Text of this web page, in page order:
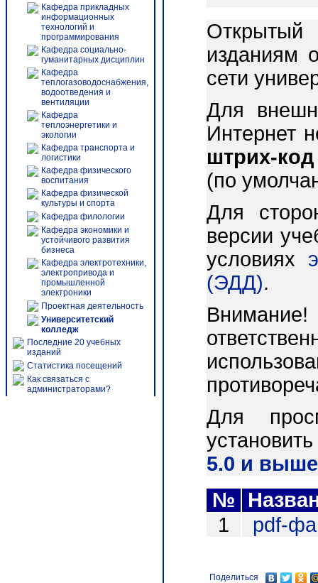
Кафедра прикладных
информационных
технологий и
программирования
Кафедра социально-
гуманитарных дисциплин
Кафедра
теплогазоводоснабжения,
водоотведения и
вентиляции
Кафедра
теплоэнергетики и
экологии
Кафедра транспорта и
логистики
Кафедра физического
воспитания
Кафедра физической
культуры и спорта
Кафедра филологии
Кафедра экономики и
устойчивого развития
бизнеса
Кафедра электротехники,
электропривода и
промышленной
электроники
Проектная деятельность
Университетский
колледж
Последние 20 учебных
изданий
Статистика посещений
Как связаться с
администраторами?
Открытый
изданиям
сети
Для
Интернет
штрих-код
(по
Для
версии
условиях
(ЭДД).
Для
5.0 и
№
1
pdf-
Поделиться